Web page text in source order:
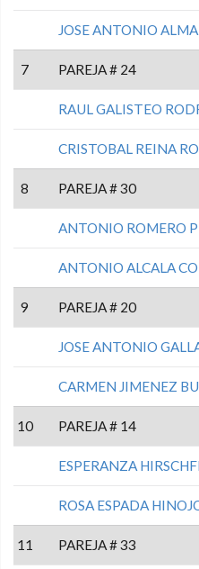
JOSE ANTONIO
7 PAREJA # 24
RAUL GALISTEO
CRISTOBAL REINA
8 PAREJA # 30
ANTONIO ROMERO
ANTONIO ALCALA
9 PAREJA # 20
JOSE ANTONIO
CARMEN JIMENEZ
10 PAREJA # 14
ESPERANZA
ROSA ESPADA
11 PAREJA # 33